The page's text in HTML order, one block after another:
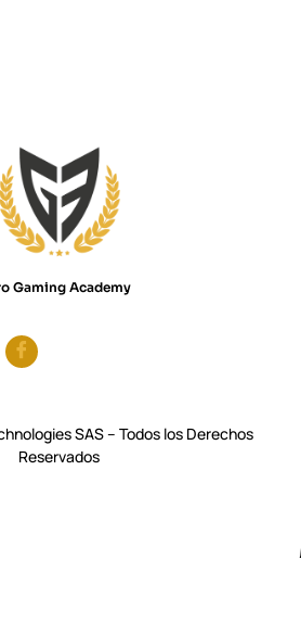
Gaming Academy
SAS – Todos los Derechos
Reservados